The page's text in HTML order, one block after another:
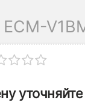
уточняйте